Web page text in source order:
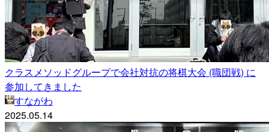
クラスメソッドグループで会社対抗の将棋大会 (職団戦) に
参加してきました
すながわ
2025.05.14